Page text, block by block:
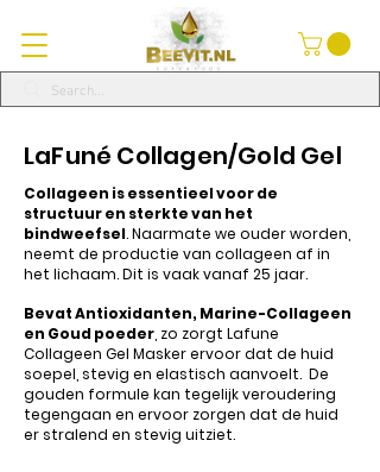
LaFuné Collagen/Gold Gel
Collageen is essentieel voor de
structuur en sterkte van het
bindweefsel. Naarmate we ouder worden,
neemt de productie van collageen af in
het lichaam. Dit is vaak vanaf 25 jaar.
Bevat Antioxidanten, Marine-Collageen
en Goud poeder , zo zorgt Lafune
Collageen Gel Masker ervoor dat de huid
soepel, stevig en elastisch aanvoelt. De
gouden formule kan tegelijk veroudering
tegengaan en ervoor zorgen dat de huid
er stralend en stevig uitziet.